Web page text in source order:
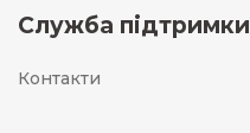
Служба підтримки
Контакти